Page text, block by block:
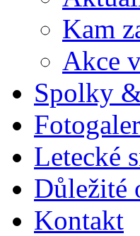
Kam
Akce
Spolky
Letecké
Důležité
Kontakt